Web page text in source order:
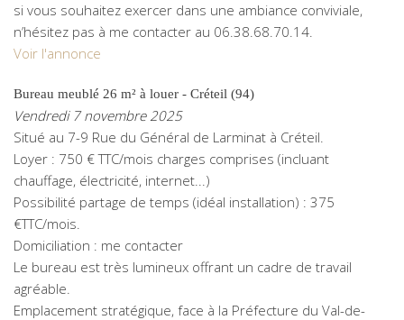
si vous souhaitez exercer dans une ambiance conviviale,
n’hésitez pas à me contacter au 06.38.68.70.14.
Voir l'annonce
Bureau meublé 26 m² à louer - Créteil (94)
Vendredi 7 novembre 2025
Situé au 7-9 Rue du Général de Larminat à Créteil.
Loyer : 750 € TTC/mois charges comprises (incluant
chauffage, électricité, internet...)
Possibilité partage de temps (idéal installation) : 375
€TTC/mois.
Domiciliation : me contacter
Le bureau est très lumineux offrant un cadre de travail
agréable.
Emplacement stratégique, face à la Préfecture du Val-de-